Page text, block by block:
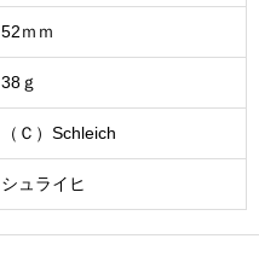
52ｍｍ
38ｇ
（Ｃ）Schleich
シュライヒ